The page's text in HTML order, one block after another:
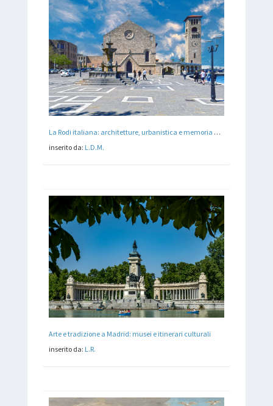
La Rodi italiana: architetture, urbanistica e memoria del Novecento nel Dodecaneso
inserito da: L.D.M.
Arte e tradizione a Madrid: musei e itinerari culturali
inserito da: L.R.